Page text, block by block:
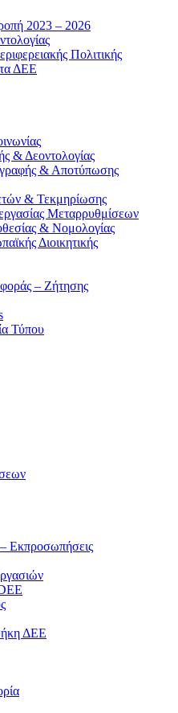
2023 – 2026
Πολιτικής
ΔΕΕ
& Δεοντολογίας
& Αποτύπωσης
& Τεκμηρίωσης
Μεταρρυθμίσεων
& Νομολογίας
Διοικητικής
– Ζήτησης
Τύπου
– Εκπροσωπήσεις
ΔΕΕ